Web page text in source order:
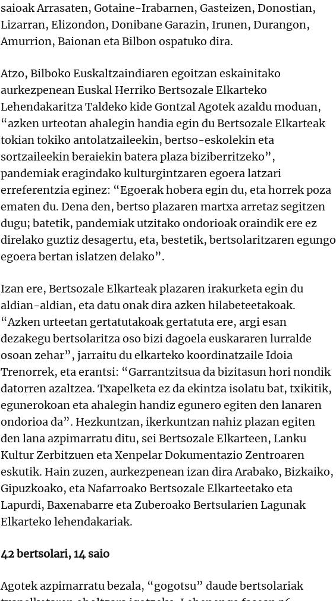
saioak Arrasaten, Gotaine-Irabarnen, Gasteizen, Donostian,
Lizarran, Elizondon, Donibane Garazin, Irunen, Durangon,
Amurrion, Baionan eta Bilbon ospatuko dira.
Atzo, Bilboko Euskaltzaindiaren egoitzan eskainitako
aurkezpenean Euskal Herriko Bertsozale Elkarteko
Lehendakaritza Taldeko kide Gontzal Agotek azaldu moduan,
“azken urteotan ahalegin handia egin du Bertsozale Elkarteak
tokian tokiko antolatzaileekin, bertso-eskolekin eta
sortzaileekin beraiekin batera plaza biziberritzeko”,
pandemiak eragindako kulturgintzaren egoera latzari
erreferentzia eginez: “Egoerak hobera egin du, eta horrek poza
ematen du. Dena den, bertso plazaren martxa arretaz segitzen
dugu; batetik, pandemiak utzitako ondorioak oraindik ere ez
direlako guztiz desagertu, eta, bestetik, bertsolaritzaren egungo
egoera bertan islatzen delako”.
Izan ere, Bertsozale Elkarteak plazaren irakurketa egin du
aldian-aldian, eta datu onak dira azken hilabeteetakoak.
“Azken urteetan gertatutakoak gertatuta ere, argi esan
dezakegu bertsolaritza oso bizi dagoela euskararen lurralde
osoan zehar”, jarraitu du elkarteko koordinatzaile Idoia
Trenorrek, eta erantsi: “Garrantzitsua da bizitasun hori nondik
datorren azaltzea. Txapelketa ez da ekintza isolatu bat, txikitik,
egunerokoan eta ahalegin handiz egunero egiten den lanaren
ondorioa da”. Hezkuntzan, ikerkuntzan nahiz plazan egiten
den lana azpimarratu ditu, sei Bertsozale Elkarteen, Lanku
Kultur Zerbitzuen eta Xenpelar Dokumentazio Zentroaren
eskutik. Hain zuzen, aurkezpenean izan dira Arabako, Bizkaiko,
Gipuzkoako, eta Nafarroako Bertsozale Elkarteetako eta
Lapurdi, Baxenabarre eta Zuberoako Bertsularien Lagunak
Elkarteko lehendakariak.
42 bertsolari, 14 saio
Agotek azpimarratu bezala, “gogotsu” daude bertsolariak